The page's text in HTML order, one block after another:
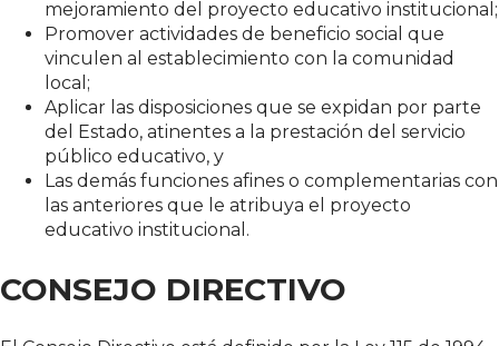
mejoramiento del proyecto educativo institucional;
Promover actividades de beneficio social que
vinculen al establecimiento con la comunidad
local;
Aplicar las disposiciones que se expidan por parte
del Estado, atinentes a la prestación del servicio
público educativo, y
Las demás funciones afines o complementarias con
las anteriores que le atribuya el proyecto
educativo institucional.
CONSEJO DIRECTIVO